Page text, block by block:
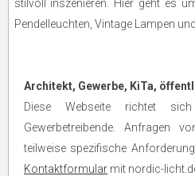
stilvoll inszenieren. Hier geht es
Pendelleuchten, Vintage Lampen
Architekt, Gewerbe, KiTa,
Diese Webseite richtet
Gewerbetreibende. Anfragen
teilweise spezifische
Kontaktformular mit nordic-